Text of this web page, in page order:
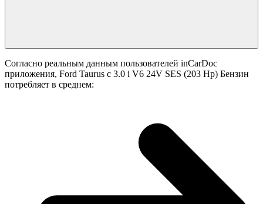
Согласно реальным данным пользователей inCarDoc
приложения, Ford Taurus с 3.0 i V6 24V SES (203 Hp) Бензин
потребляет в среднем: